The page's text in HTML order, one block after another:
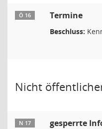
Ö 16 Termine
Beschluss:
Nicht
N 17 gesperrte